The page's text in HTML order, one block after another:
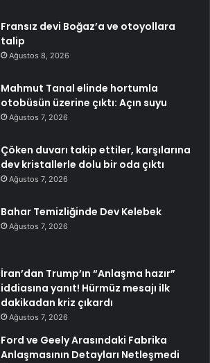
Fransız devi Boğaz’a ve otoyollara
talip
Ağustos 8, 2026
Mahmut Tanal elinde hortumla
otobüsün üzerine çıktı: Açın suyu
Ağustos 7, 2026
Çöken duvarı takip ettiler, karşılarına
dev kristallerle dolu bir oda çıktı
Ağustos 7, 2026
Bahar Temizliğinde Dev Kelebek
Ağustos 7, 2026
İran’dan Trump’ın “Anlaşma hazır”
iddiasına yanıt! Hürmüz mesajı ilk
dakikadan kriz çıkardı
Ağustos 7, 2026
Ford ve Geely Arasındaki Fabrika
Anlaşmasının Detayları Netleşmedi